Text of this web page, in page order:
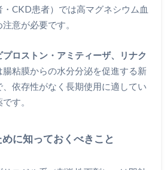
CKD患者）では高マグネシウム血
意が必要です。
プロストン・アミティーザ、リナク
腸粘膜からの水分分泌を促進する新
、依存性がなく長期使用に適してい
す。
に知っておくべきこと